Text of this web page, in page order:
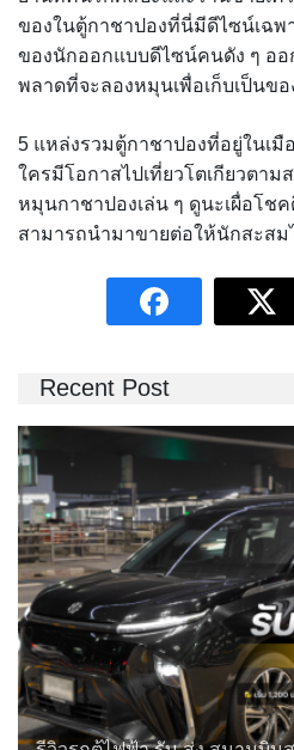
ของในตู้กาชาปองที่นี่มีดีไซน์เฉพ
ของนักออกแบบดีไซน์คนดัง ๆ ออ
พลาดที่จะลองหมุนเพื่อเก็บเป็นข
5 แหล่งรวมตู้กาชาปองที่อยู่ในเมื
ใครมีโอกาสไปเที่ยวโตเกียวตา
หมุนกาชาปองเล่น ๆ ดูนะเผื่อโช
สามารถนำมาขายต่อให้นักสะสม
Recent Post